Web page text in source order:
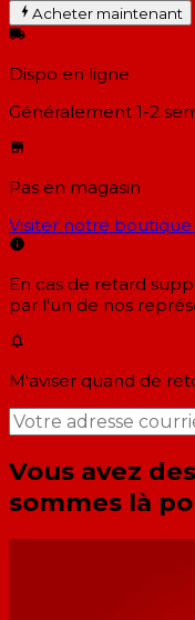
Acheter maintenant
Dispo en ligne
Généralement 1-2
Pas en magasin
Visiter notre boutique
En cas de retard
par l'un de nos
M'aviser quand de
Vous avez
sommes là